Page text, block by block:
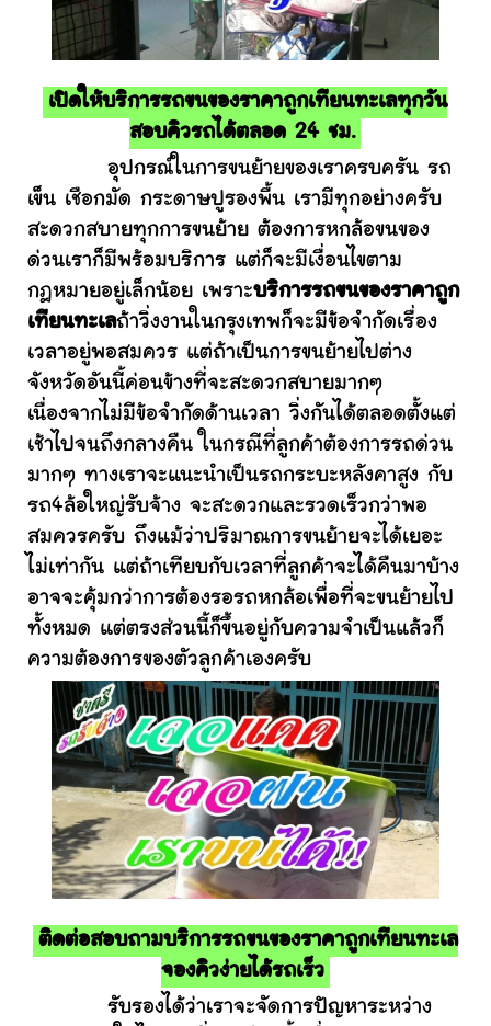
เปิดให้บริการรถขนของราคาถูกเทียนทะเลทุกวัน
สอบคิวรถได้ตลอด 24 ชม.
อุปกรณ์ในการขนย้ายของเราครบครัน รถ
เข็น เชือกมัด กระดาษปูรองพื้น เรามีทุกอย่างครับ
สะดวกสบายทุกการขนย้าย ต้องการหกล้อขนของ
ด่วนเราก็มีพร้อมบริการ แต่ก็จะมีเงื่อนไขตาม
กฎหมายอยู่เล็กน้อย เพราะบริการรถขนของราคาถูก
เทียนทะเลถ้าวิ่งงานในกรุงเทพก็จะมีข้อจำกัดเรื่อง
เวลาอยู่พอสมควร แต่ถ้าเป็นการขนย้ายไปต่าง
จังหวัดอันนี้ค่อนข้างที่จะสะดวกสบายมากๆ
เนื่องจากไม่มีข้อจำกัดด้านเวลา วิ่งกันได้ตลอดตั้งแต่
เช้าไปจนถึงกลางคืน ในกรณีที่ลูกค้าต้องการรถด่วน
มากๆ ทางเราจะแนะนำเป็นรถกระบะหลังคาสูง กับ
รถ4ล้อใหญ่รับจ้าง จะสะดวกและรวดเร็วกว่าพอ
สมควรครับ ถึงแม้ว่าปริมาณการขนย้ายจะได้เยอะ
ไม่เท่ากัน แต่ถ้าเทียบกับเวลาที่ลูกค้าจะได้คืนมาบ้าง
อาจจะคุ้มกว่าการต้องรอรถหกล้อเพื่อที่จะขนย้ายไป
ทั้งหมด แต่ตรงส่วนนี้ก็ขึ้นอยู่กับความจำเป็นแล้วก็
ความต้องการของตัวลูกค้าเองครับ
ติดต่อสอบถามบริการรถขนของราคาถูกเทียนทะเล
จองคิวง่ายได้รถเร็ว
รับรองได้ว่าเราจะจัดการปัญหาระหว่าง